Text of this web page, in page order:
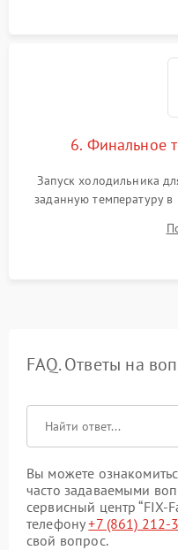
6. Финальное
Запуск холодильника
заданную температуру
компрессора,
срабатывания
FAQ. Ответы на
Вы можете
часто задаваемыми
сервисный центр “FIX-
телефону+7 (861) 212-
свой вопрос.